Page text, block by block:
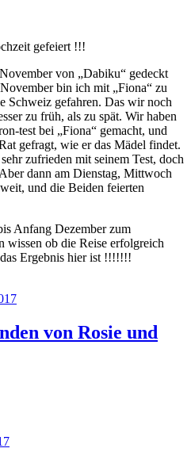
gefeiert !!!
von „Dabiku“ gedeckt
bin ich mit „Fiona“ zu
Schweiz gefahren. Das wir noch
zu früh, als zu spät. Wir haben
test bei „Fiona“ gemacht, und
gefragt, wie er das Mädel findet.
zufrieden mit seinem Test, doch
dann am Dienstag, Mittwoch
und die Beiden feierten
Anfang Dezember zum
ob die Reise erfolgreich
Ergebnis hier ist !!!!!!!
von Rosie und